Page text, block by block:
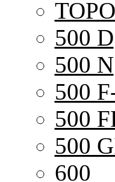
500 D
500 N
500
500
500
600